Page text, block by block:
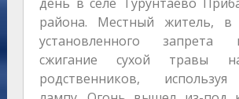
района. Местный житель, в
установленного запрета
сжигание сухой травы
родственников,